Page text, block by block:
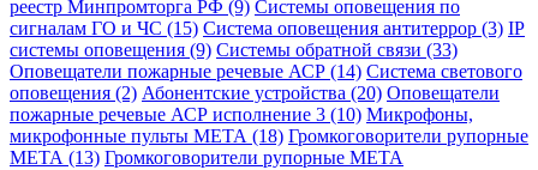
реестр Минпромторга РФ (9) Системы оповещения по
сигналам ГО и ЧС (15) Система оповещения антитеррор (3) IP
системы оповещения (9) Системы обратной связи (33)
Оповещатели пожарные речевые АСР (14) Система светового
оповещения (2) Абонентские устройства (20) Оповещатели
пожарные речевые АСР исполнение 3 (10) Микрофоны,
микрофонные пульты МЕТА (18) Громкоговорители рупорные
МЕТА (13) Громкоговорители рупорные МЕТА